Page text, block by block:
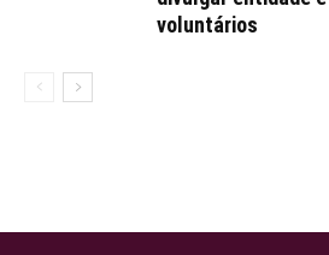
voluntários